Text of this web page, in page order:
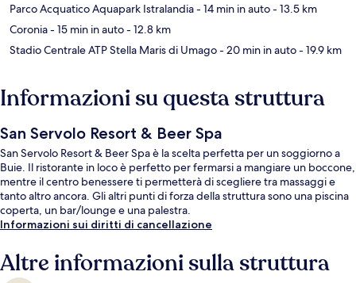
Parco Acquatico Aquapark Istralandia- 14 min in auto- 13.5 km
Coronia- 15 min in auto- 12.8 km
Stadio Centrale ATP Stella Maris di Umago- 20 min in auto- 19.9 km
Informazioni su questa struttura
San Servolo Resort & Beer Spa
San Servolo Resort & Beer Spa è la scelta perfetta per un soggiorno a
Buie. Il ristorante in loco è perfetto per fermarsi a mangiare un boccone,
mentre il centro benessere ti permetterà di scegliere tra massaggi e
tanto altro ancora. Gli altri punti di forza della struttura sono una piscina
coperta, un bar/lounge e una palestra.
Informazioni sui diritti di cancellazione
Altre informazioni sulla struttura